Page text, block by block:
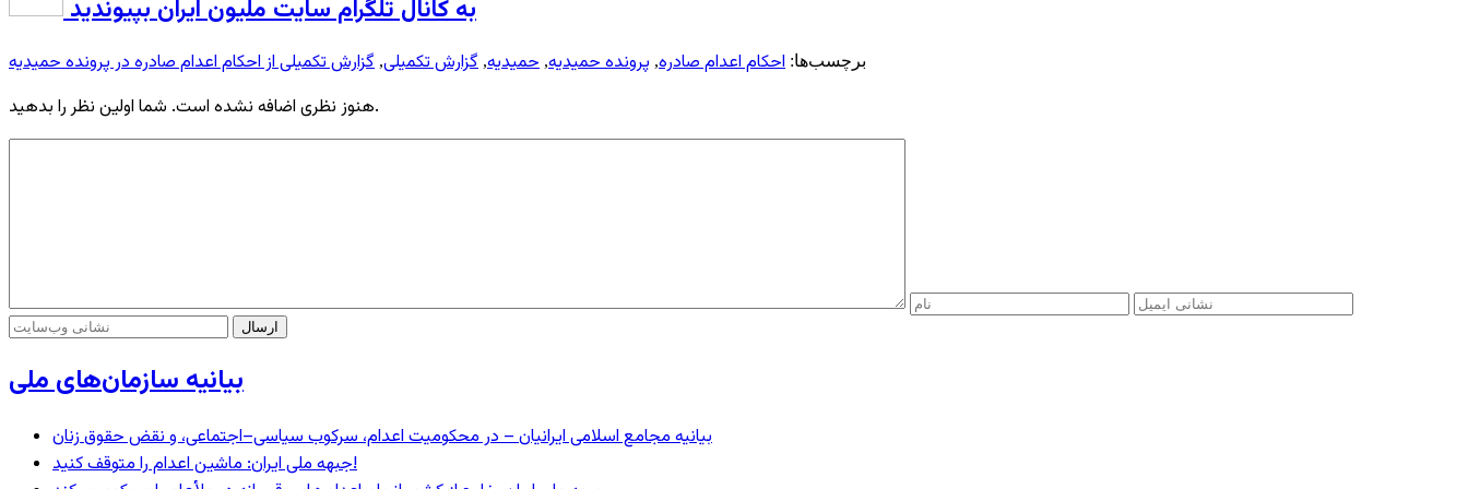
به کانال تلگرام سایت ملیون ایران بپیوندید
برچسب‌ها: احکام اعدام صادره, پرونده حمیدیه, حمیدیه, گزارش تکمیلی, گزارش تکمیلی از احکام اعدام صادره در پرونده حمیدیه
هنوز نظری اضافه نشده است. شما اولین نظر را بدهید.
بیانیه سازمان‌های ملی
بیانیه مجامع اسلامی ایرانیان – در محکومیت اعدام، سرکوب سیاسی–اجتماعی، و نقض حقوق زنان
جبهه ملی ایران: ماشین اعدام را متوقف کنید!